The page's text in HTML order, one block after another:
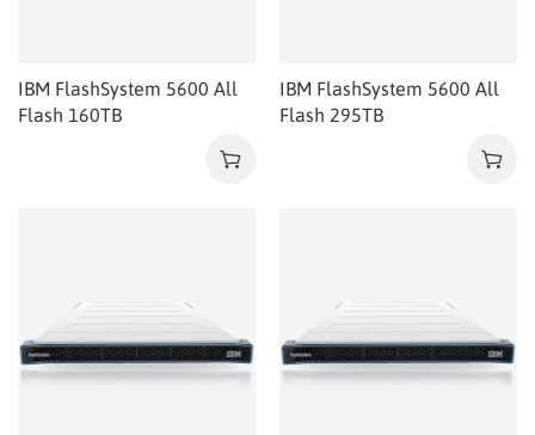
IBM FlashSystem 5600 All
Flash 160TB
IBM FlashSystem 5600 All
Flash 295TB